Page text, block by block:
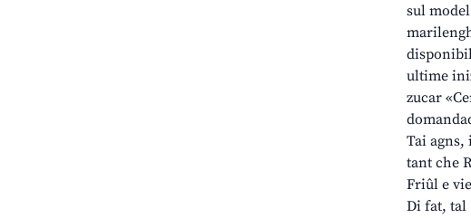
sul
ultime
zucar
Tai agns,
tant che
Friûl e
Di fat, tal